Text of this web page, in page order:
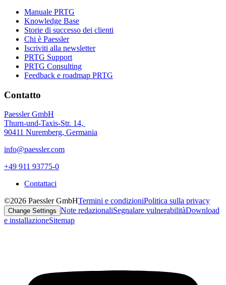
Manuale PRTG
Knowledge Base
Storie di successo dei clienti
Chi è Paessler
Iscriviti alla newsletter
PRTG Support
PRTG Consulting
Feedback e roadmap PRTG
Contatto
Paessler GmbH
Thurn-und-Taxis-Str. 14,
90411 Nuremberg, Germania
info@paessler.com
+49 911 93775-0
Contattaci
©2026 Paessler GmbHTermini e condizioniPolitica sulla privacy
Change Settings Note redazionaliSegnalare vulnerabilitàDownload
e installazioneSitemap